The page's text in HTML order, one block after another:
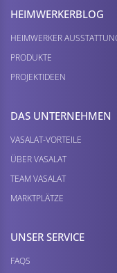
HEIMWERKER­BLOG
HEIMWERKER
PRODUKTE
PROJEKTIDEEN
DAS UNTERNEHMEN
VASALAT-VORTEILE
ÜBER VASALAT
TEAM VASALAT
MARKTPLÄTZE
UNSER SERVICE
FAQS